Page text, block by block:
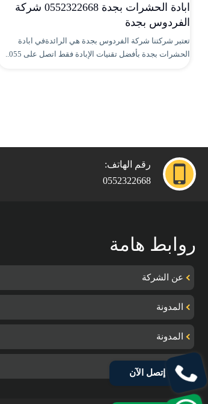
ابادة الحشرات بجدة 0552322668 شركة
الفردوس بجدة
تعتبر شركتنا شركة الفردوس بجدة هي الرائدةفي ابادة
الحشرات بجدة بأفضل تقنيات الإبادة فقط اتصل على 055..
رقم الهاتف:
0552322668
روابط هامة
عن الشركة
المدونة
المدونة
تواصل معنا
إتصل الآن